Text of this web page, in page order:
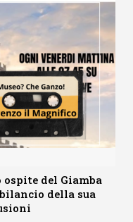
del Giamba
della sua